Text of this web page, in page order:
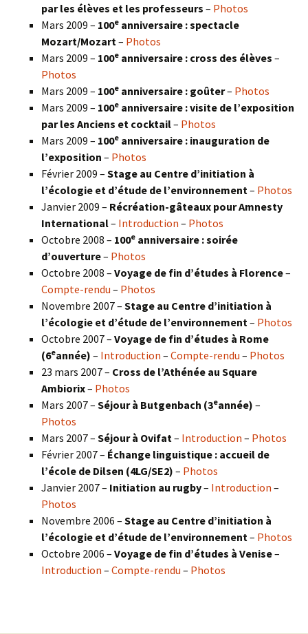
par les élèves et les professeurs – Photos
Mars 2009 – 100e anniversaire : spectacle
Mozart/Mozart– Photos
Mars 2009 – 100e anniversaire : cross des élèves –
Photos
Mars 2009 – 100e anniversaire : goûter– Photos
Mars 2009 – 100e anniversaire : visite de l’exposition
par les Anciens et cocktail– Photos
Mars 2009 – 100e anniversaire : inauguration de
l’exposition – Photos
Février 2009 – Stage au Centre d’initiation à
l’écologie et d’étude de l’environnement– Photos
Janvier 2009 – Récréation-gâteaux pour Amnesty
International– Introduction – Photos
Octobre 2008 – 100e anniversaire : soirée
d’ouverture– Photos
Octobre 2008 – Voyage de fin d’études à Florence–
Compte-rendu – Photos
Novembre 2007 – Stage au Centre d’initiation à
l’écologie et d’étude de l’environnement– Photos
Octobre 2007 – Voyage de fin d’études à Rome
(6eannée) – Introduction – Compte-rendu – Photos
23 mars 2007 – Cross de l’Athénée au Square
Ambiorix– Photos
Mars 2007 – Séjour à Butgenbach (3eannée) –
Photos
Mars 2007 – Séjour à Ovifat– Introduction – Photos
Février 2007 – Échange linguistique : accueil de
l’école de Dilsen (4LG/SE2) – Photos
Janvier 2007 – Initiation au rugby– Introduction –
Photos
Novembre 2006 – Stage au Centre d’initiation à
l’écologie et d’étude de l’environnement– Photos
Octobre 2006 – Voyage de fin d’études à Venise–
Introduction – Compte-rendu – Photos